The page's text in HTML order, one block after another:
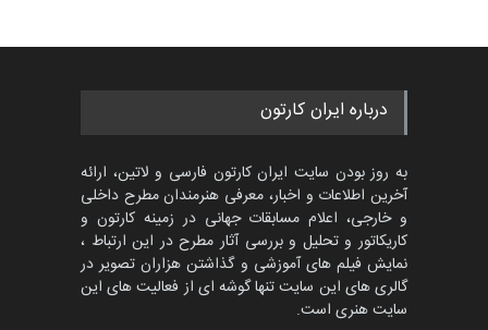
درباره ایران کارتون
به روز بودن سایت ایران کارتون فارسی و لاتین، ارائه
آخرین اطلاعات و اخبار، معرفی هنرمندان مطرح داخلی
و خارجی، اعلام مسابقات جهانی در زمینه کارتون و
کاریکاتور و تحلیل و بررسی آثار مطرح در این ارتباط ،
نمایش فیلم های آموزشی و گذاشتن هزاران تصویر در
گالری های این سایت تنها گوشه ای از فعالیت های این
سایت هنری است.